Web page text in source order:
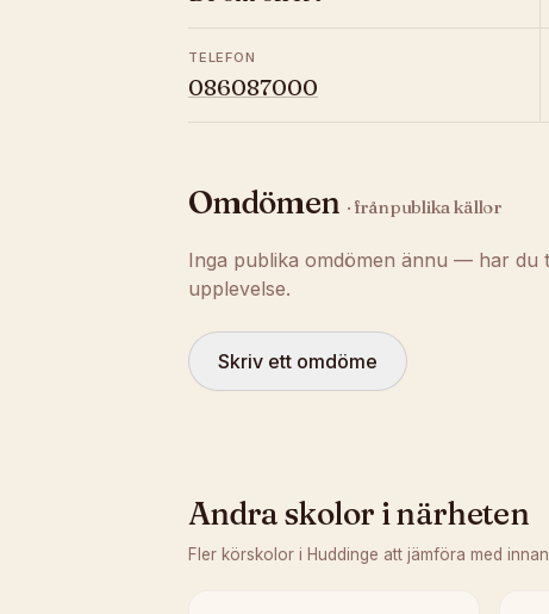
TELEFON
086087000
Omdömen · från publika källor
Inga publika omdömen ännu — har du
upplevelse.
Skriv ett omdöme
Andra skolor i närheten
Fler körskolor i Huddinge att jämföra med